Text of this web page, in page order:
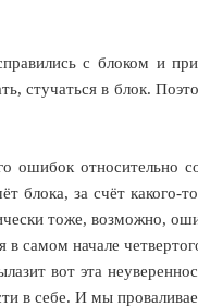
с блоком и
стучаться в блок.
относительно
блока, за счёт
тоже, возможно,
самом начале
вот эта
в себе. И мы